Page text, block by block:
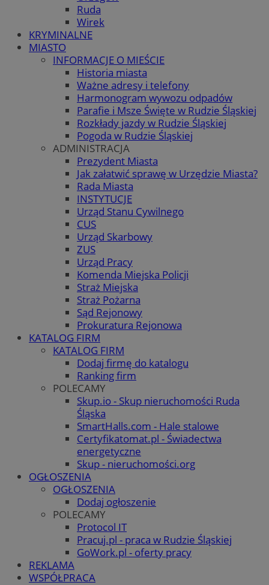
Ruda
Wirek
KRYMINALNE
MIASTO
INFORMACJE O MIEŚCIE
Historia miasta
Ważne adresy i telefony
Harmonogram wywozu odpadów
Parafie i Msze Święte w Rudzie Śląskiej
Rozkłady jazdy w Rudzie Śląskiej
Pogoda w Rudzie Śląskiej
ADMINISTRACJA
Prezydent Miasta
Jak załatwić sprawę w Urzędzie Miasta?
Rada Miasta
INSTYTUCJE
Urząd Stanu Cywilnego
CUS
Urząd Skarbowy
ZUS
Urząd Pracy
Komenda Miejska Policji
Straż Miejska
Straż Pożarna
Sąd Rejonowy
Prokuratura Rejonowa
KATALOG FIRM
KATALOG FIRM
Dodaj firmę do katalogu
Ranking firm
POLECAMY
Skup.io - Skup nieruchomości Ruda
Śląska
SmartHalls.com - Hale stalowe
Certyfikatomat.pl - Świadectwa
energetyczne
Skup - nieruchomości.org
OGŁOSZENIA
OGŁOSZENIA
Dodaj ogłoszenie
POLECAMY
Protocol IT
Pracuj.pl - praca w Rudzie Śląskiej
GoWork.pl - oferty pracy
REKLAMA
WSPÓŁPRACA